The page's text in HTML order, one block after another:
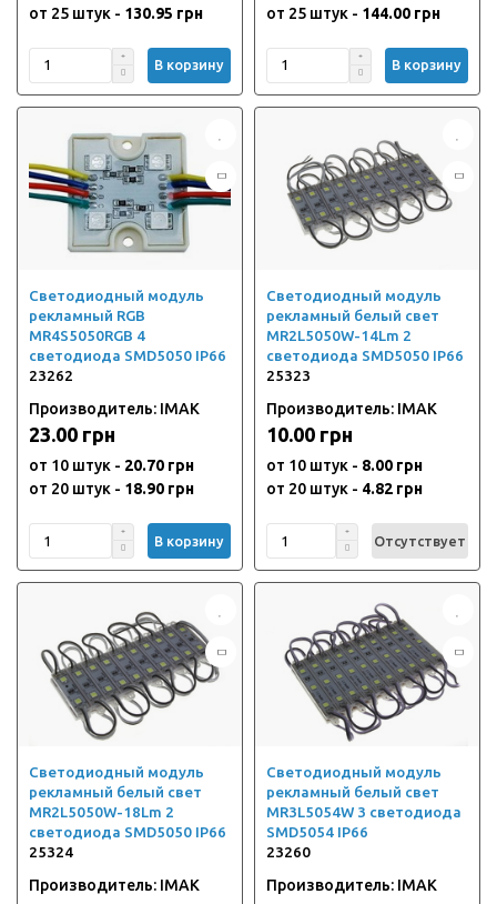
от 25 штук - 130.95 грн
В корзину
от 25 штук - 144.00 грн
В корзину
Светодиодный модуль
рекламный RGB
MR4S5050RGB 4
светодиода SMD5050 IP66
23262
Производитель: IMAK
23.00 грн
от 10 штук - 20.70 грн
от 20 штук - 18.90 грн
В корзину
Светодиодный модуль
рекламный белый свет
MR2L5050W-14Lm 2
светодиода SMD5050 IP66
25323
Производитель: IMAK
10.00 грн
от 10 штук - 8.00 грн
от 20 штук - 4.82 грн
Отсутствует
Светодиодный модуль
рекламный белый свет
MR2L5050W-18Lm 2
светодиода SMD5050 IP66
25324
Производитель: IMAK
Светодиодный модуль
рекламный белый свет
MR3L5054W 3 светодиода
SMD5054 IP66
23260
Производитель: IMAK